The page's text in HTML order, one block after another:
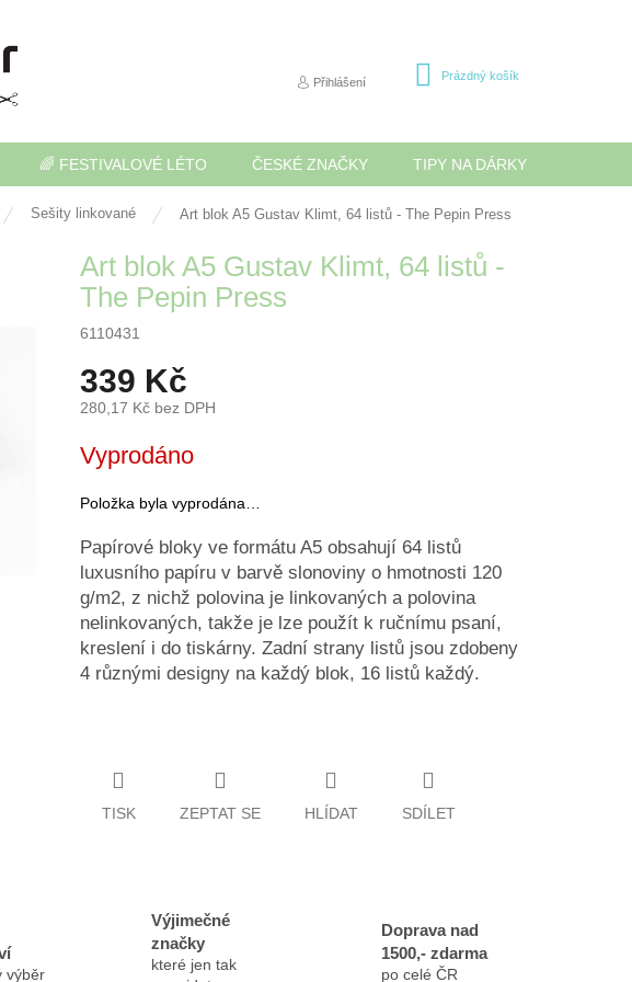
Přihlášení
NÁKUPNÍ
Prázdný košík
🌈 FESTIVALOVÉ LÉTO ČESKÉ ZNAČKY TIPY NA DÁRKY
Sešity linkované Art blok A5 Gustav Klimt, 64 listů - The Pepin Press
Art blok A5 Gustav Klimt, 64 listů -
The Pepin Press
6110431
339 Kč
280,17 Kč bez DPH
cena:
Vyprodáno
Položka byla vyprodána…
Papírové bloky ve formátu A5 obsahují 64 listů
luxusního papíru v barvě slonoviny o hmotnosti 120
g/m2, z nichž polovina je linkovaných a polovina
nelinkovaných, takže je lze použít k ručnímu psaní,
kreslení i do tiskárny. Zadní strany listů jsou zdobeny
4 různými designy na každý blok, 16 listů každý.
TISK ZEPTAT SE HLÍDAT SDÍLET
výběr
Výjimečné
značky
které jen tak
Doprava nad
1500,- zdarma
po celé ČR